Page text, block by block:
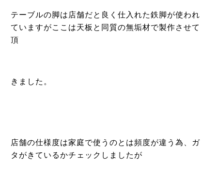
テーブルの脚は店舗だと良く仕入れた鉄脚が使われ
ていますがここは天板と同質の無垢材で製作させて
頂
きました。
店舗の仕様度は家庭で使うのとは頻度が違う為、ガ
タがきているかチェックしましたが